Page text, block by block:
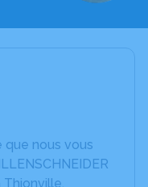
que nous vous
Thionville.